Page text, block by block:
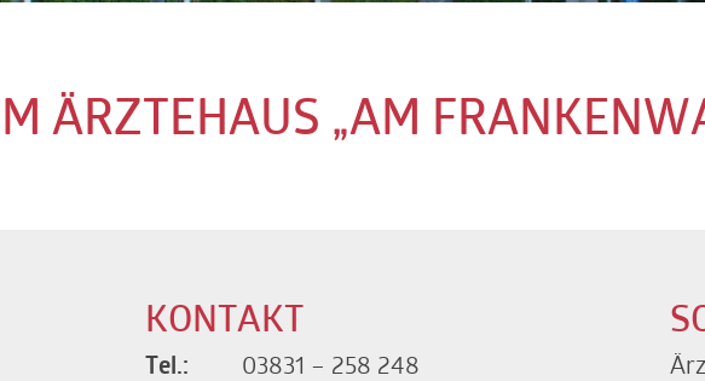
ÄRZTEHAUS „AM
KONTAKT
Tel.:
03831 – 258 248